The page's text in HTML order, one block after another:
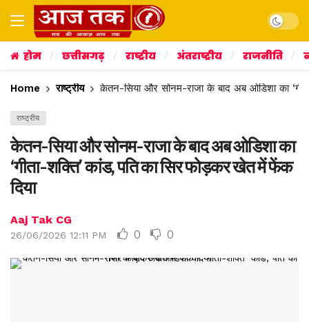
Dark
होम छत्तीसगढ़ राष्ट्रीय अंतराष्ट्रीय राजनीति
Home राष्ट्रीय केतन-सिया और सोनम-राजा के बाद अब ओडिशा का
राष्ट्रीय
केतन-सिया और सोनम-राजा के बाद अब ओडिशा का
‘गीता-शक्ति’ कांड, पति का सिर फोड़कर खेत में फेंक
दिया
Aaj Tak CG
26/06/2026 12:11 PM 0 0